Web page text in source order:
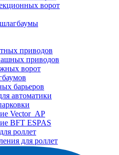
ворот
приводов
приводов
ворот
барьеров
автоматики
Vector_AP
BFT ESPAS
роллет
для роллет